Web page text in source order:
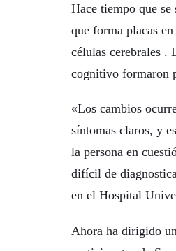
Hace tiempo que
que forma placas
células cerebrales .
cognitivo formaron
«Los cambios
síntomas claros, y
la persona en
difícil de
en el Hospital
Ahora ha dirigido